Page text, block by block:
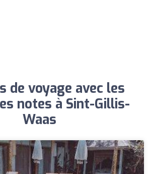
de voyage avec les
notes à Sint-Gillis-
Waas